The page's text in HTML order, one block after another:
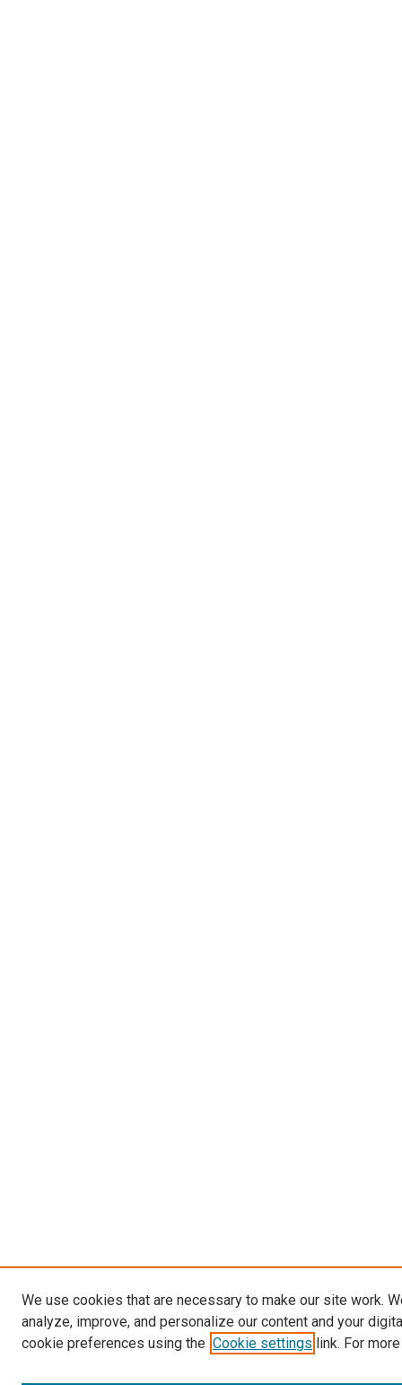
We use cookies that are necessary to make our site work.
analyze, improve, and personalize our content and your
cookie preferences using the Cookie settings link. For